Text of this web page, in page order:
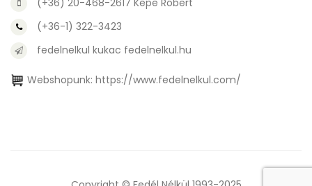
(+36) 20-468-2617 Kepe Róbert
(+36-1) 322-3423
fedelnelkul kukac fedelnelkul.hu
Webshopunk: https://www.fedelnelkul.com/